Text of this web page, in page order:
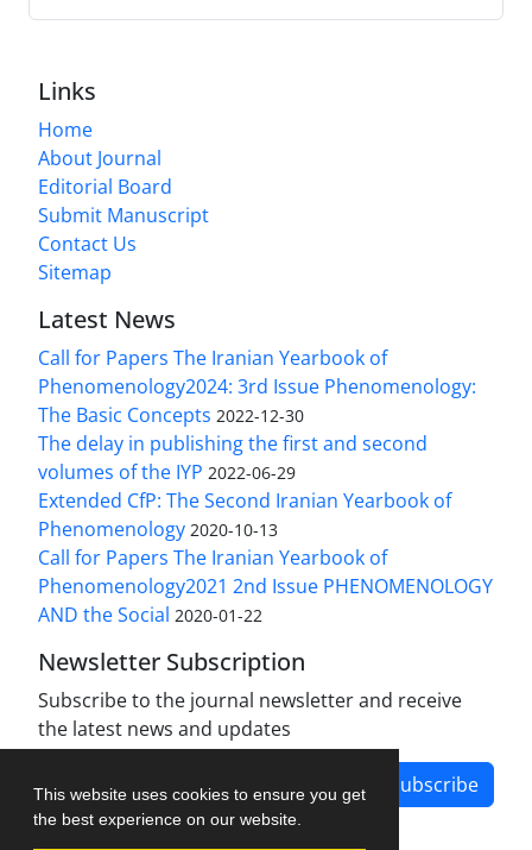
This website uses cookies to ensure you get
the best experience on our website.
Links
Home
About Journal
Editorial Board
Submit Manuscript
Contact Us
Sitemap
Latest News
Call for Papers The Iranian Yearbook of
Phenomenology2024: 3rd Issue Phenomenology:
The Basic Concepts 2022-12-30
The delay in publishing the first and second
volumes of the IYP 2022-06-29
Extended CfP: The Second Iranian Yearbook of
Phenomenology 2020-10-13
Call for Papers The Iranian Yearbook of
Phenomenology2021 2nd Issue PHENOMENOLOGY
AND the Social 2020-01-22
Newsletter Subscription
Subscribe to the journal newsletter and receive
the latest news and updates
Subscribe